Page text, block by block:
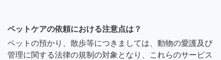
ペットケアの依頼における注意点は？
ペットの預かり、散歩等につきましては、動物の愛護及び
管理に関する法律の規制の対象となり、これらのサービス